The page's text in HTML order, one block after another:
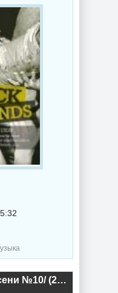
Клубные новинки /осени №10/ (2018) торрент